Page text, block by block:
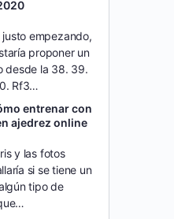
justo empezando,
proponer un
desde la 38. 39.
Rf3…
entrenar con
ajedrez online
y las fotos
si se tiene un
tipo de